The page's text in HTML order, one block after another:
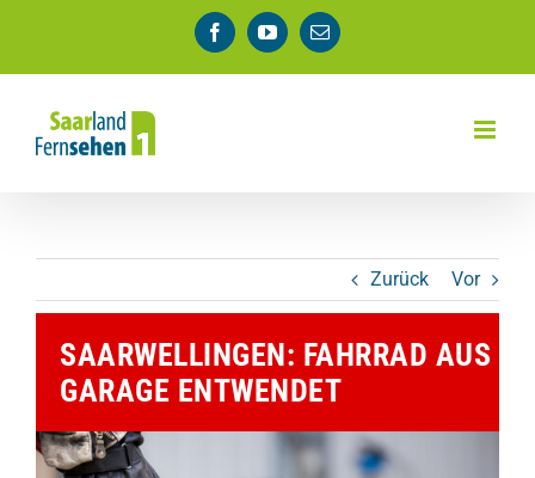
springen
FacebookYouTube
E-
Mail
Zurück Vor
SAARWELLINGEN: FAHRRAD AUS
GARAGE ENTWENDET